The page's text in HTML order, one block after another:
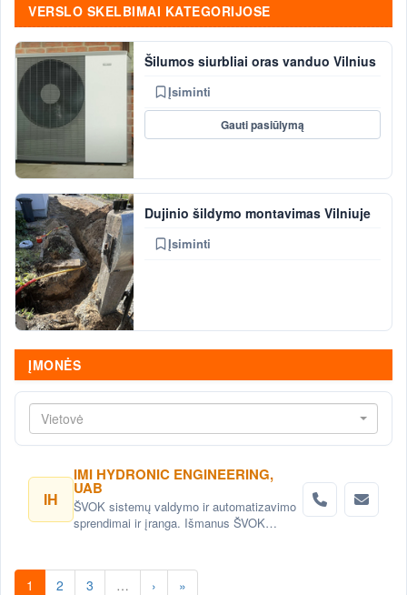
VERSLO SKELBIMAI KATEGORIJOSE
Šilumos siurbliai oras vanduo Vilnius
Įsiminti
Gauti pasiūlymą
Dujinio šildymo montavimas Vilniuje
Įsiminti
ĮMONĖS
Vietovė
IH
IMI HYDRONIC ENGINEERING,
UAB
ŠVOK sistemų valdymo ir automatizavimo
sprendimai ir įranga. Išmanus ŠVOK
automatizavimas.
1 2 3 … › »